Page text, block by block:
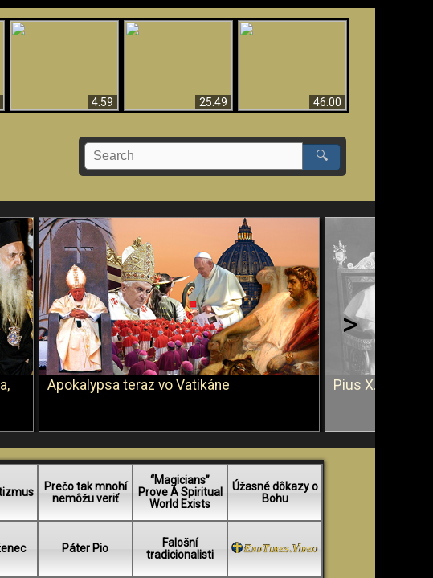
4:59
25:49 46:00
🔍
Apokalypsa teraz vo Vatikáne Pius X. vs. Ján
>
Prečo tak mnohí
nemôžu veriť
“Magicians”
Prove A Spiritual
World Exists
Úžasné dôkazy o
Bohu
Páter Pio
Falošní
tradicionalisti